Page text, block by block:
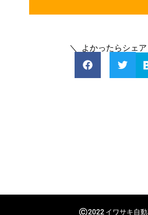
＼ よかったらシェ
©2022 イワサキ自